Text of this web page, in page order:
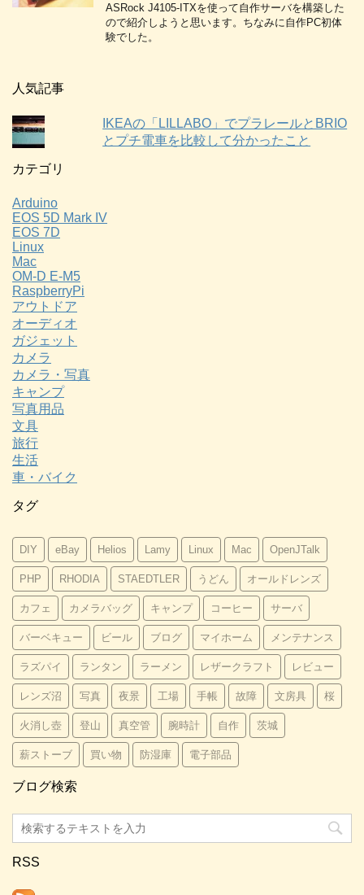
ASRock J4105-ITXを使って自作サーバを構築した
ので紹介しようと思います。ちなみに自作PC初体
験でした。
人気記事
IKEAの「LILLABO」でプラレールとBRIO
とプチ電車を比較して分かったこと
カテゴリ
Arduino
EOS 5D Mark IV
EOS 7D
Linux
Mac
OM-D E-M5
RaspberryPi
アウトドア
オーディオ
ガジェット
カメラ
カメラ・写真
キャンプ
写真用品
文具
旅行
生活
車・バイク
タグ
DIY eBay Helios Lamy Linux Mac OpenJTalk
PHP RHODIA STAEDTLER うどん オールドレンズ
カフェ カメラバッグ キャンプ コーヒー サーバ
バーベキュー ビール ブログ マイホーム メンテナンス
ラズパイ ランタン ラーメン レザークラフト レビュー
レンズ沼 写真 夜景 工場 手帳 故障 文房具 桜
火消し壺 登山 真空管 腕時計 自作 茨城
薪ストーブ 買い物 防湿庫 電子部品
ブログ検索
RSS